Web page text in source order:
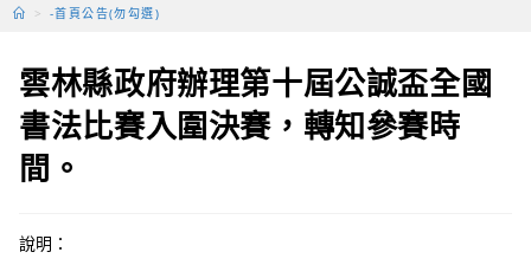
> -首頁公告(勿勾選)
雲林縣政府辦理第十屆公誠盃全國
書法比賽入圍決賽，轉知參賽時
間。
說明：